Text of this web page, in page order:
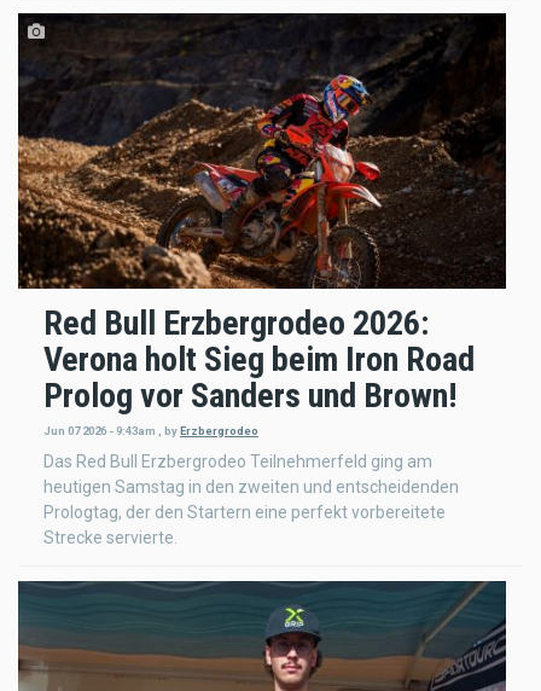
Red Bull Erzbergrodeo 2026:
Verona holt Sieg beim Iron Road
Prolog vor Sanders und Brown!
Jun 07 2026 - 9:43am byErzbergrodeo
Das Red Bull Erzbergrodeo Teilnehmerfeld ging am
heutigen Samstag in den zweiten und entscheidenden
Prologtag, der den Startern eine perfekt vorbereitete
Strecke servierte.